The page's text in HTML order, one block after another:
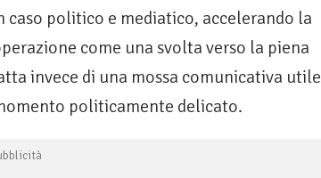
politico e mediatico, accelerando la
come una svolta verso la piena
invece di una mossa comunicativa utile
politicamente delicato.